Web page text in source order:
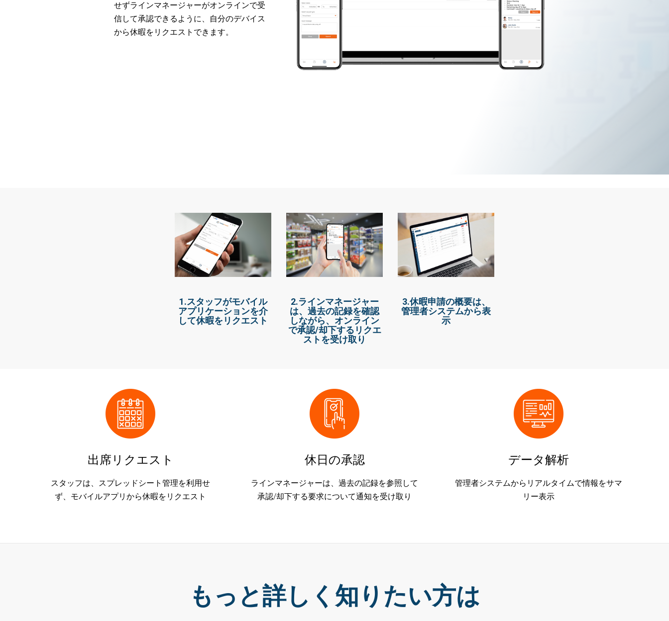
せずラインマネージャーがオンラインで受
信して承認できるように、自分のデバイス
から休暇をリクエストできます。
1.スタッフがモバイル
アプリケーションを介
して休暇をリクエスト
2.ラインマネージャー
は、過去の記録を確認
しながら、オンライン
で承認/却下するリクエ
ストを受け取り
3.休暇申請の概要は、
管理者システムから表
示
出席リクエスト
スタッフは、スプレッドシート管理を利用せ
ず、モバイルアプリから休暇をリクエスト
休日の承認
ラインマネージャーは、過去の記録を参照して
承認/却下する要求について通知を受け取り
データ解析
管理者システムからリアルタイムで情報をサマ
リー表示
もっと詳しく知りたい方は